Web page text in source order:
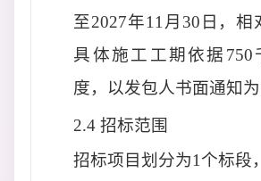
至2027年11月30日，
具体施工工期依据
度，以发包人书面通知为
2.4 招标范围
招标项目划分为1个标段